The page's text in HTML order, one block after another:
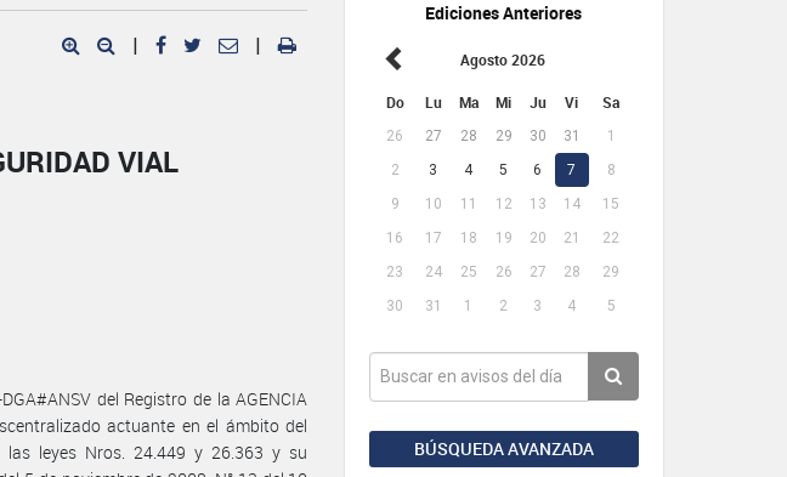
Ediciones Anteriores
Agosto 2026
Do Lu Ma Mi Ju Vi Sa
26 27 28 29 30 31
1
2
3 4 5 6 7
8
9
10 11 12 13 14
15
16
17 18 19 20 21
22
23
24 25 26 27 28
29
30
31 1 2 3 4 5
BÚSQUEDA AVANZADA
| |
VIAL
del Registro de la AGENCIA
actuante en el ámbito del
las leyes Nros. 24.449 y 26.363 y su